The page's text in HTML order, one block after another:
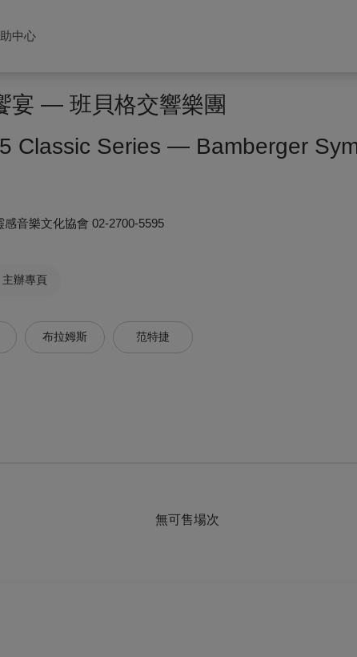
中心
宴 — 班貝格交響樂團
Classic Series — Bamberger
感音樂文化協會 02-2700-5595
主辦專頁
布拉姆斯 范特捷
無可售場次